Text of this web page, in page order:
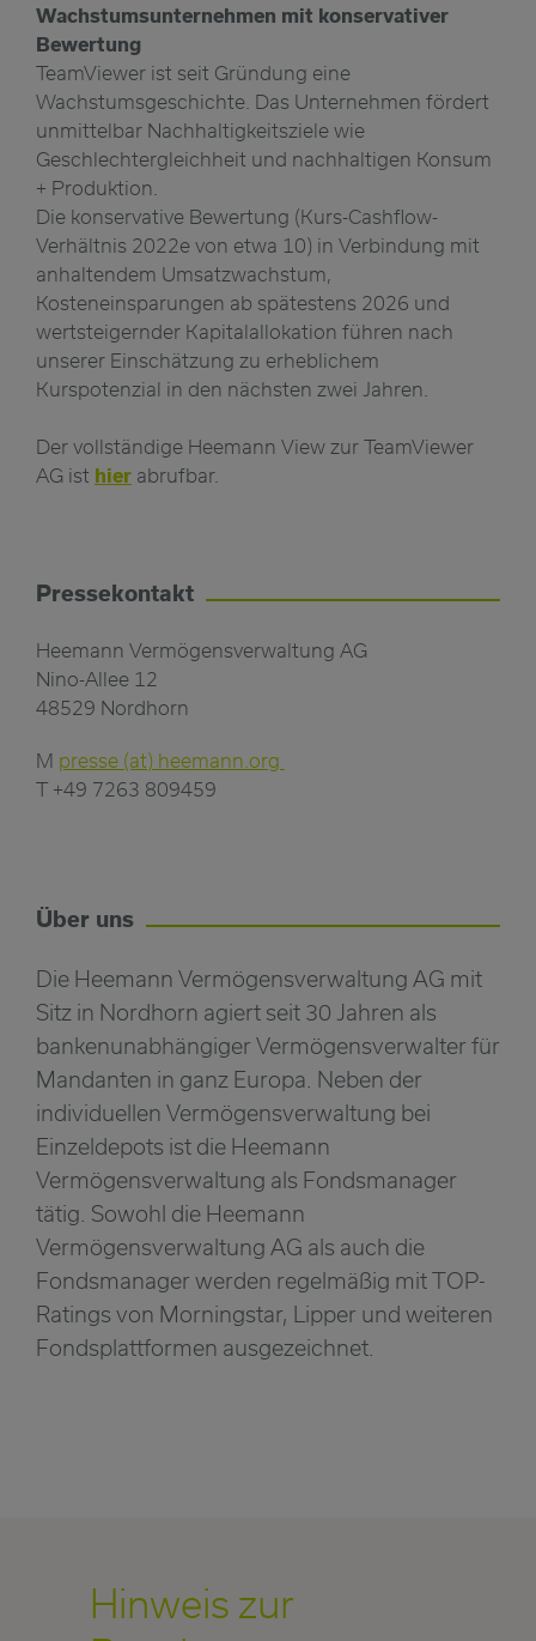
Wachstumsunternehmen mit konservativer
Bewertung
TeamViewer ist seit Gründung eine
Wachstumsgeschichte. Das Unternehmen fördert
unmittelbar Nachhaltigkeitsziele wie
Geschlechtergleichheit und nachhaltigen Konsum
+ Produktion.
Die konservative Bewertung (Kurs-Cashflow-
Verhältnis 2022e von etwa 10) in Verbindung mit
anhaltendem Umsatzwachstum,
Kosteneinsparungen ab spätestens 2026 und
wertsteigernder Kapitalallokation führen nach
unserer Einschätzung zu erheblichem
Kurspotenzial in den nächsten zwei Jahren.
Der vollständige Heemann View zur TeamViewer
AG ist hier abrufbar.
Pressekontakt
Heemann Vermögensverwaltung AG
Nino-Allee 12
48529 Nordhorn
M presse (at) heemann.org
T +49 7263 809459
Über uns
Die Heemann Vermögensverwaltung AG mit
Sitz in Nordhorn agiert seit 30 Jahren als
bankenunabhängiger Vermögensverwalter für
Mandanten in ganz Europa. Neben der
individuellen Vermögensverwaltung bei
Einzeldepots ist die Heemann
Vermögensverwaltung als Fondsmanager
tätig. Sowohl die Heemann
Vermögensverwaltung AG als auch die
Fondsmanager werden regelmäßig mit TOP-
Ratings von Morningstar, Lipper und weiteren
Fondsplattformen ausgezeichnet.
Hinweis zur